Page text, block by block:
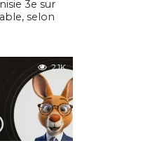
3e sur
selon
2.1K